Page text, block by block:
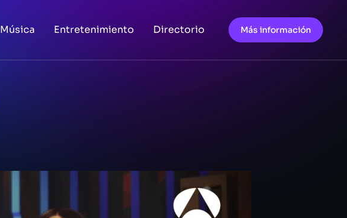
Música Entretenimiento Directorio Más información